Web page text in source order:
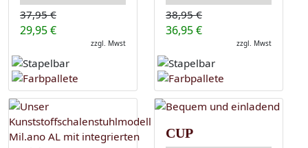
37,95 €
29,95 €
zzgl. Mwst
38,95 €
36,95 €
zzgl. Mwst
CUP